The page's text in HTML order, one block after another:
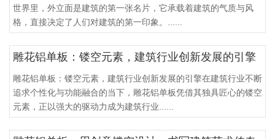
世界里，外立面是建筑的第一张名片，它承载着建筑的气质与风
格，直接决定了人们对建筑的第一印象。......
雕花铝单板：镂空元素，建筑行业创新发展的引擎
雕花铝单板：镂空元素，建筑行业创新发展的引擎在建筑行业不断
追求个性化与功能融合的当下，雕花铝单板凭借其独具匠心的镂空
元素，正以强大的驱动力成为建筑行业......